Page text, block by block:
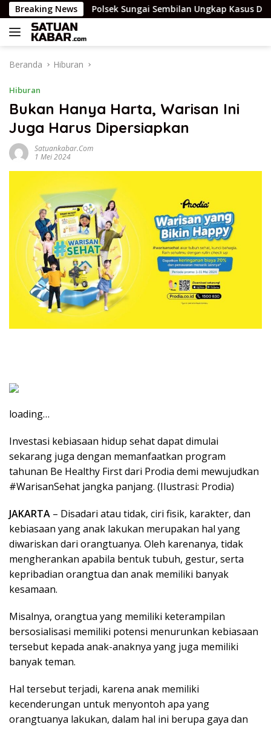
Langsung
ke
konten
Breaking NewsPolsek Sungai Sembilan Ungkap Kasus Dugaan
Beranda Hiburan
Hiburan
Bukan Hanya Harta, Warisan Ini
Juga Harus Dipersiapkan
Satuankabar.com
1 Mei 2024
loading…
Investasi kebiasaan hidup sehat dapat dimulai
sekarang juga dengan memanfaatkan program
tahunan Be Healthy First dari Prodia demi mewujudkan
#WarisanSehat jangka panjang. (Ilustrasi: Prodia)
JAKARTA – Disadari atau tidak, ciri fisik, karakter, dan
kebiasaan yang anak lakukan merupakan hal yang
diwariskan dari orangtuanya. Oleh karenanya, tidak
mengherankan apabila bentuk tubuh, gestur, serta
kepribadian orangtua dan anak memiliki banyak
kesamaan.
Misalnya, orangtua yang memiliki keterampilan
bersosialisasi memiliki potensi menurunkan kebiasaan
tersebut kepada anak-anaknya yang juga memiliki
banyak teman.
Hal tersebut terjadi, karena anak memiliki
kecenderungan untuk menyontoh apa yang
orangtuanya lakukan, dalam hal ini berupa gaya dan